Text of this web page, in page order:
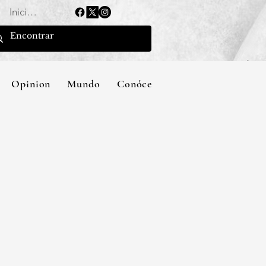
Iniciar sesión
Opinion Mundo Conócenos